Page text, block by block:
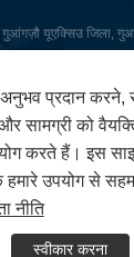
गुआंगज़ौ यूएक्सिउ जिला,
ऑटो पार्ट्स कं,
फ़िल्टर -
RSS | XML |
प्रदान करने,
सामग्री को
करते हैं। इस
उपयोग से
नीति
स्वीकार करना